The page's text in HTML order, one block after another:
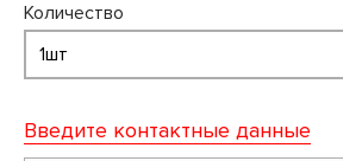
Количество
Введите контактные данные